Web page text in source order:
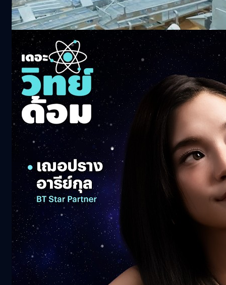
132.4k views 6 months ago
ภารกิจค้นหาสิ่งมีชีวิตในทะเลของดวงจันทร์ยูโร
ปา | เดอะวิทย์ด้อม
90.9k views 4 months ago
BT Recommend